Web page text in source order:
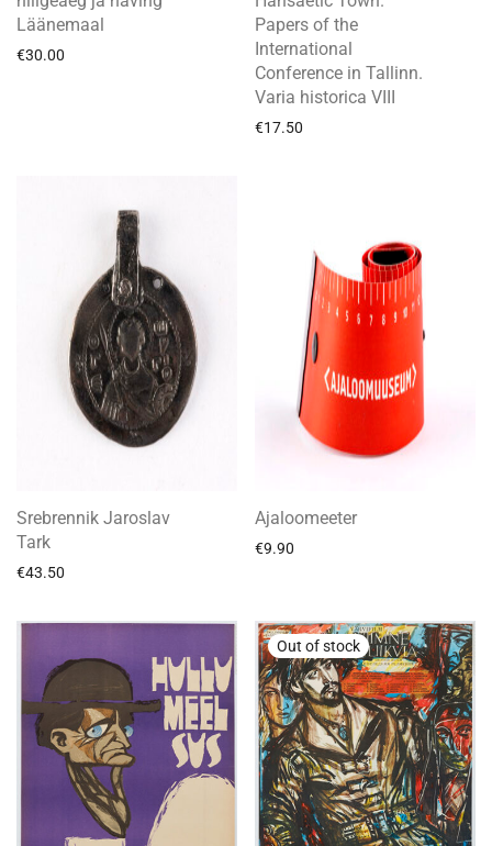
Läänemaal
€30.00
Papers of the
International
Conference in Tallinn.
Varia historica VIII
€17.50
Srebrennik Jaroslav
Tark
€43.50
Ajaloomeeter
€9.90